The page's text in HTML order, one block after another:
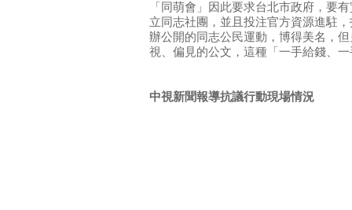
「同萌會」因此要求台北市政府，要
立同志社團，並且投注官方資源進駐
辦公開的同志公民運動，博得美名，
視、偏見的公文，這種「一手給錢、
中視新聞報導抗議行動現場情況